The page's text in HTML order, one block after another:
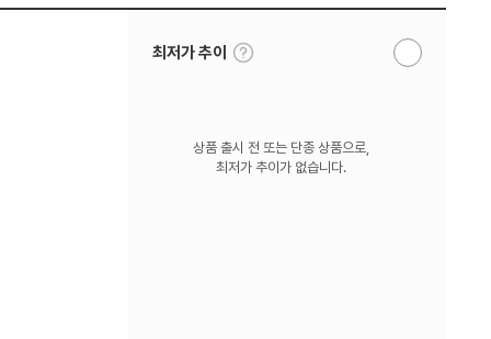
최저가 추이
툴
팁
알
상품 출시 전 또는 단종 상품으로,
최저가 추이가 없습니다.